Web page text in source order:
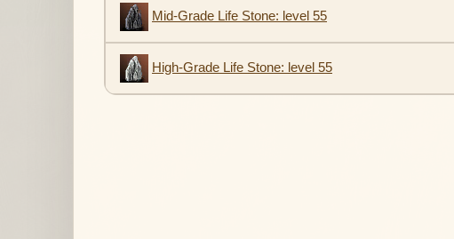
Mid-Grade Life Stone: level 55
High-Grade Life Stone: level 55